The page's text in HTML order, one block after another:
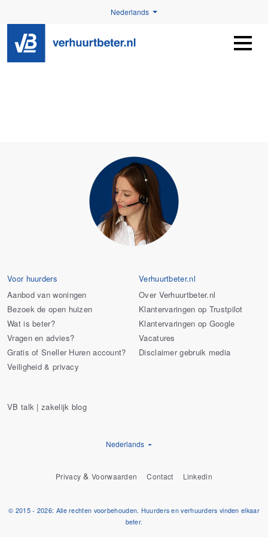
Nederlands
Voor huurders
Aanbod van woningen
Bezoek de open huizen
Wat is beter?
Vragen en advies?
Gratis of Sneller Huren account?
Veiligheid & privacy
Verhuurtbeter.nl
Over Verhuurtbeter.nl
Klantervaringen op Trustpilot
Klantervaringen op Google
Vacatures
Disclaimer gebruik media
VB talk | zakelijk blog
Nederlands
Privacy &Voorwaarden Contact Linkedin
© 2015 - 2026: Alle rechten voorbehouden. Huurders en verhuurders vinden elkaar
beter.